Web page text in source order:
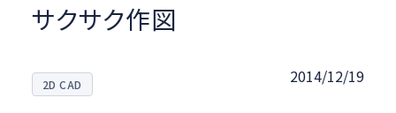
サクサク作図
2D CAD 2014/12/19